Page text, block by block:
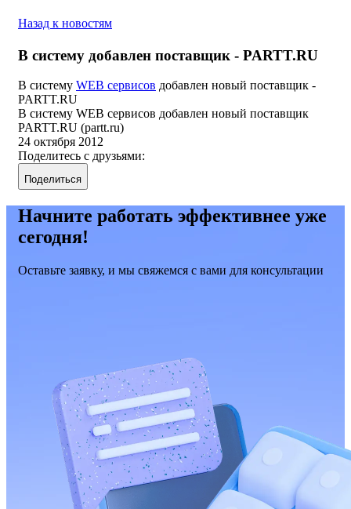
Назад к новостям
В систему добавлен поставщик - PARTT.RU
В систему WEB сервисов добавлен новый поставщик -
PARTT.RU
В систему WEB сервисов добавлен новый поставщик
PARTT.RU (partt.ru)
24 октября 2012
Поделитесь с друзьями:
Поделиться
Начните работать эффективнее уже
сегодня!
Оставьте заявку, и мы свяжемся с вами для консультации